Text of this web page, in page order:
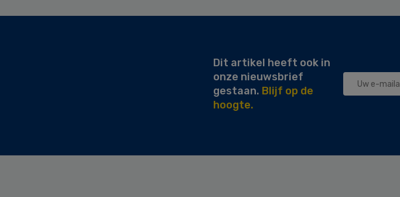
Dit artikel heeft ook in
onze nieuwsbrief
gestaan. Blijf op de
hoogte.